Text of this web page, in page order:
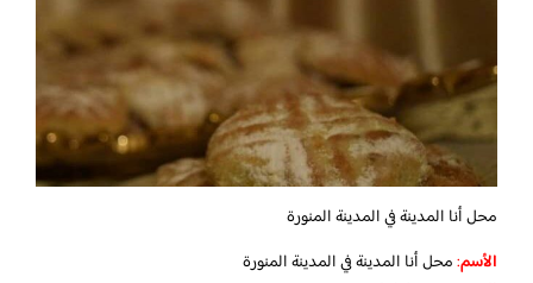
محل أنا المدينة في المدينة المنورة
الأسم:محل أنا المدينة في المدينة المنورة